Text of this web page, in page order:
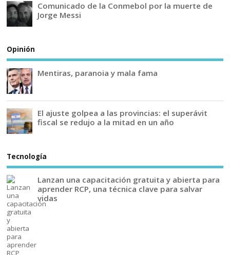
Comunicado de la Conmebol por la muerte de
Jorge Messi
Opinión
Mentiras, paranoia y mala fama
El ajuste golpea a las provincias: el superávit
fiscal se redujo a la mitad en un año
Tecnología
Lanzan una capacitación gratuita y abierta para
aprender RCP, una técnica clave para salvar
vidas